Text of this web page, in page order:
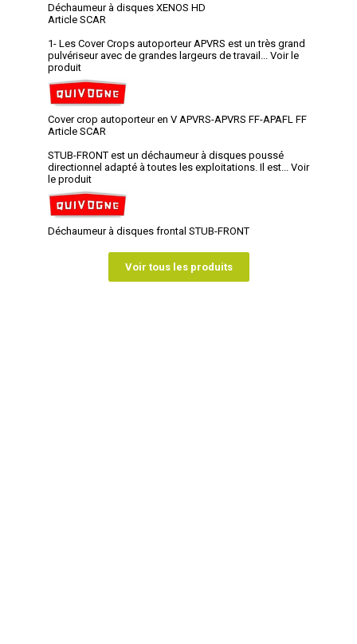
Déchaumeur à disques XENOS HD
Article SCAR
1- Les Cover Crops autoporteur APVRS est un très grand
pulvériseur avec de grandes largeurs de travail...
Voir le
produit
Cover crop autoporteur en V APVRS-APVRS FF-APAFL FF
Article SCAR
STUB-FRONT est un déchaumeur à disques poussé
directionnel adapté à toutes les exploitations. Il est...
Voir
le produit
Déchaumeur à disques frontal STUB-FRONT
Voir tous les produits